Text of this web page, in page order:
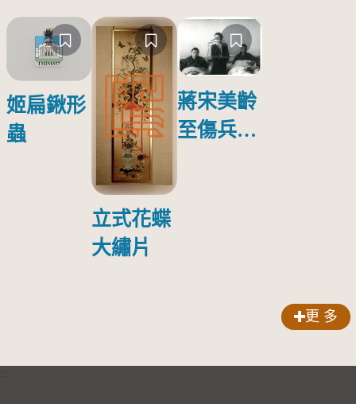
姬扁鍬形
蟲
立式花蝶
大繡片
蔣宋美齡
至傷兵醫
傷日本戰
更 多